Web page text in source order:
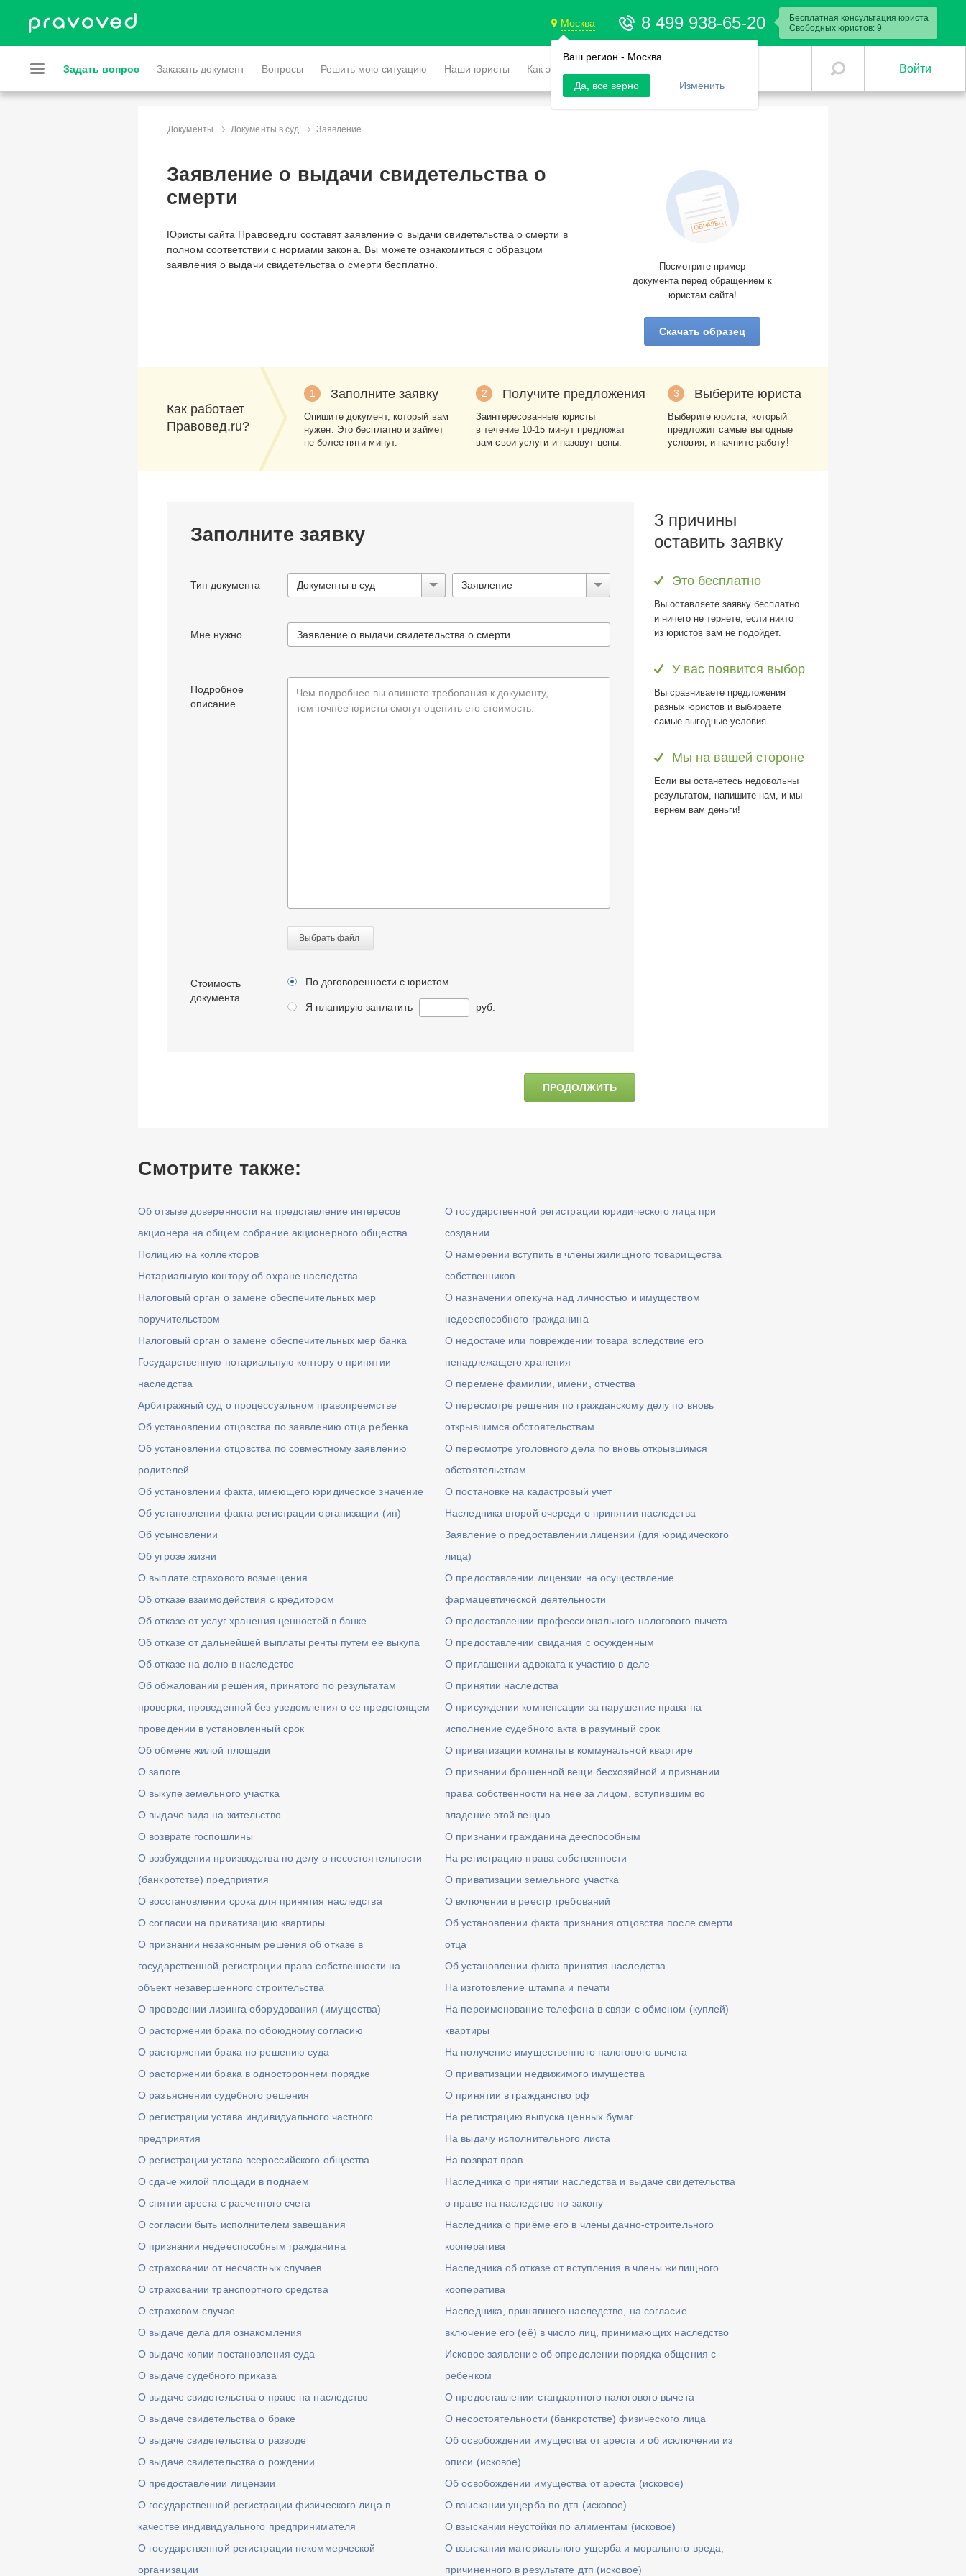
Москва
Ваш регион - Москва
Да, все верно Изменить
8 499 938-65-20
Бесплатная консультация юриста
Свободных юристов: 9
Задать вопрос Заказать документ Вопросы Решить мою ситуацию Наши юристы Как это работает Войти
Документы Документы в суд Заявление
Заявление о выдачи свидетельства о
смерти
Юристы сайта Правовед.ru составят заявление о выдачи свидетельства о смерти в
полном соответствии с нормами закона. Вы можете ознакомиться с образцом
заявления о выдачи свидетельства о смерти бесплатно.
Посмотрите пример
документа перед обращением к
юристам сайта!
Скачать образец
Как работает
Правовед.ru?
3 Выберите юриста
Выберите юриста, который
предложит самые выгодные
условия, и начните работу!
2 Получите предложения
Заинтересованные юристы
в течение 10-15 минут предложат
вам свои услуги и назовут цены.
1 Заполните заявку
Опишите документ, который вам
нужен. Это бесплатно и займет
не более пяти минут.
Заполните заявку
Тип документа Документы в суд Заявление
Мне нужно
Подробное
описание
Чем подробнее вы опишете требования к документу,
тем точнее юристы смогут оценить его стоимость.
Выбрать файл
Стоимость
документа
По договоренности с юристом
Я планирую заплатить руб.
ПРОДОЛЖИТЬ
3 причины
оставить заявку
Это бесплатно
Вы оставляете заявку бесплатно
и ничего не теряете, если никто
из юристов вам не подойдет.
У вас появится выбор
Вы сравниваете предложения
разных юристов и выбираете
самые выгодные условия.
Мы на вашей стороне
Если вы останетесь недовольны
результатом, напишите нам, и мы
вернем вам деньги!
Смотрите также:
Об отзыве доверенности на представление интересов
акционера на общем собрание акционерного общества
Полицию на коллекторов
Нотариальную контору об охране наследства
Налоговый орган о замене обеспечительных мер
поручительством
Налоговый орган о замене обеспечительных мер банка
Государственную нотариальную контору о принятии
наследства
Арбитражный суд о процессуальном правопреемстве
Об установлении отцовства по заявлению отца ребенка
Об установлении отцовства по совместному заявлению
родителей
Об установлении факта, имеющего юридическое значение
Об установлении факта регистрации организации (ип)
Об усыновлении
Об угрозе жизни
О выплате страхового возмещения
Об отказе взаимодействия с кредитором
Об отказе от услуг хранения ценностей в банке
Об отказе от дальнейшей выплаты ренты путем ее выкупа
Об отказе на долю в наследстве
Об обжаловании решения, принятого по результатам
проверки, проведенной без уведомления о ее предстоящем
проведении в установленный срок
Об обмене жилой площади
О залоге
О выкупе земельного участка
О выдаче вида на жительство
О возврате госпошлины
О возбуждении производства по делу о несостоятельности
(банкротстве) предприятия
О восстановлении срока для принятия наследства
О согласии на приватизацию квартиры
О признании незаконным решения об отказе в
государственной регистрации права собственности на
объект незавершенного строительства
О проведении лизинга оборудования (имущества)
О расторжении брака по обоюдному согласию
О расторжении брака по решению суда
О расторжении брака в одностороннем порядке
О разъяснении судебного решения
О регистрации устава индивидуального частного
предприятия
О регистрации устава всероссийского общества
О сдаче жилой площади в поднаем
О снятии ареста с расчетного счета
О согласии быть исполнителем завещания
О признании недееспособным гражданина
О страховании от несчастных случаев
О страховании транспортного средства
О страховом случае
О выдаче дела для ознакомления
О выдаче копии постановления суда
О выдаче судебного приказа
О выдаче свидетельства о праве на наследство
О выдаче свидетельства о браке
О выдаче свидетельства о разводе
О выдаче свидетельства о рождении
О предоставлении лицензии
О государственной регистрации физического лица в
качестве индивидуального предпринимателя
О государственной регистрации некоммерческой
организации
О государственной регистрации юридического лица при
создании
О намерении вступить в члены жилищного товарищества
собственников
О назначении опекуна над личностью и имуществом
недееспособного гражданина
О недостаче или повреждении товара вследствие его
ненадлежащего хранения
О перемене фамилии, имени, отчества
О пересмотре решения по гражданскому делу по вновь
открывшимся обстоятельствам
О пересмотре уголовного дела по вновь открывшимся
обстоятельствам
О постановке на кадастровый учет
Наследника второй очереди о принятии наследства
Заявление о предоставлении лицензии (для юридического
лица)
О предоставлении лицензии на осуществление
фармацевтической деятельности
О предоставлении профессионального налогового вычета
О предоставлении свидания с осужденным
О приглашении адвоката к участию в деле
О принятии наследства
О присуждении компенсации за нарушение права на
исполнение судебного акта в разумный срок
О приватизации комнаты в коммунальной квартире
О признании брошенной вещи бесхозяйной и признании
права собственности на нее за лицом, вступившим во
владение этой вещью
О признании гражданина дееспособным
На регистрацию права собственности
О приватизации земельного участка
О включении в реестр требований
Об установлении факта признания отцовства после смерти
отца
Об установлении факта принятия наследства
На изготовление штампа и печати
На переименование телефона в связи с обменом (куплей)
квартиры
На получение имущественного налогового вычета
О приватизации недвижимого имущества
О принятии в гражданство рф
На регистрацию выпуска ценных бумаг
На выдачу исполнительного листа
На возврат прав
Наследника о принятии наследства и выдаче свидетельства
о праве на наследство по закону
Наследника о приёме его в члены дачно-строительного
кооператива
Наследника об отказе от вступления в члены жилищного
кооператива
Наследника, принявшего наследство, на согласие
включение его (её) в число лиц, принимающих наследство
Исковое заявление об определении порядка общения с
ребенком
О предоставлении стандартного налогового вычета
О несостоятельности (банкротстве) физического лица
Об освобождении имущества от ареста и об исключении из
описи (исковое)
Об освобождении имущества от ареста (исковое)
О взыскании ущерба по дтп (исковое)
О взыскании неустойки по алиментам (исковое)
О взыскании материального ущерба и морального вреда,
причиненного в результате дтп (исковое)